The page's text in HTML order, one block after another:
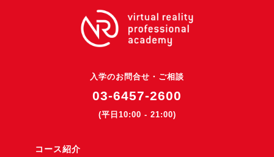
《最新プロダクト》
入学のお問合せ・ご相談
03-6457-2600
(平日10:00 - 21:00)
コース紹介